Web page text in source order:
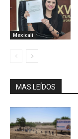
Mexicali
MAS LEÍDOS